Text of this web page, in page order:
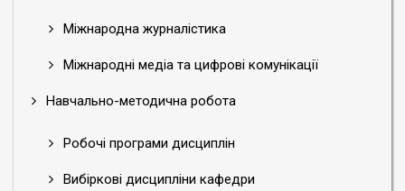
Міжнародна журналістика
Міжнародні медіа та цифрові комунікації
Навчально-методична робота
Робочі програми дисциплін
Вибіркові дисципліни кафедри